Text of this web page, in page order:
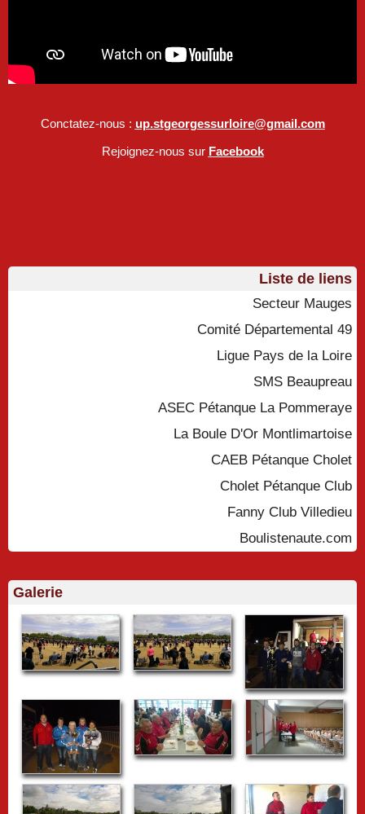
Conctatez-nous : up.stgeorgessurloire@gmail.com
Rejoignez-nous sur Facebook
Liste de liens
Secteur Mauges
Comité Départemental 49
Ligue Pays de la Loire
SMS Beaupreau
ASEC Pétanque La Pommeraye
La Boule D'Or Montlimartoise
CAEB Pétanque Cholet
Cholet Pétanque Club
Fanny Club Villedieu
Boulistenaute.com
Galerie